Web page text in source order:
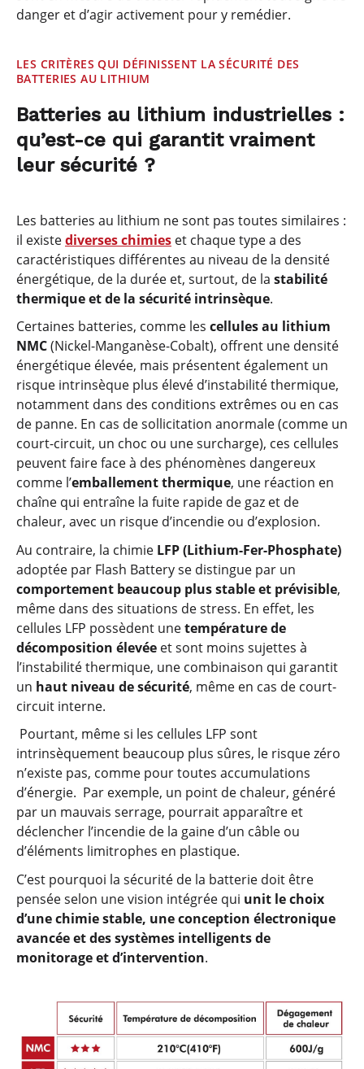
danger et d’agir activement pour y remédier.
LES CRITÈRES QUI DÉFINISSENT LA SÉCURITÉ DES
BATTERIES AU LITHIUM
Batteries au lithium industrielles :
qu’est-ce qui garantit vraiment
leur sécurité ?
Les batteries au lithium ne sont pas toutes similaires :
il existediverses chimies et chaque type a des
caractéristiques différentes au niveau de la densité
énergétique, de la durée et, surtout, de la stabilité
thermique et de la sécurité intrinsèque.
Certaines batteries, comme les cellules au lithium
NMC(Nickel-Manganèse-Cobalt), offrent une densité
énergétique élevée, mais présentent également un
risque intrinsèque plus élevé d’instabilité thermique,
notamment dans des conditions extrêmes ou en cas
de panne. En cas de sollicitation anormale (comme un
court-circuit, un choc ou une surcharge), ces cellules
peuvent faire face à des phénomènes dangereux
comme l’emballement thermique, une réaction en
chaîne qui entraîne la fuite rapide de gaz et de
chaleur, avec un risque d’incendie ou d’explosion.
Au contraire, la chimie LFP (Lithium-Fer-Phosphate)
adoptée par Flash Battery se distingue par un
comportement beaucoup plus stable et prévisible,
même dans des situations de stress. En effet, les
cellules LFP possèdent unetempérature de
décomposition élevée et sont moins sujettes à
l’instabilité thermique, une combinaison qui garantit
un haut niveau de sécurité, même en cas de court-
circuit interne.
Pourtant, même si les cellules LFP sont
intrinsèquement beaucoup plus sûres, le risque zéro
n’existe pas, comme pour toutes accumulations
d’énergie. Par exemple, un point de chaleur, généré
par un mauvais serrage, pourrait apparaître et
déclencher l’incendie de la gaine d’un câble ou
d’éléments limitrophes en plastique.
C’est pourquoi la sécurité de la batterie doit être
pensée selon une vision intégrée qui unit le choix
d’une chimie stable, une conception électronique
avancée et des systèmes intelligents de
monitorage et d’intervention.